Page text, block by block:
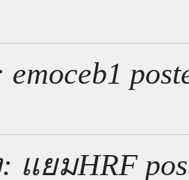
แยมHRF